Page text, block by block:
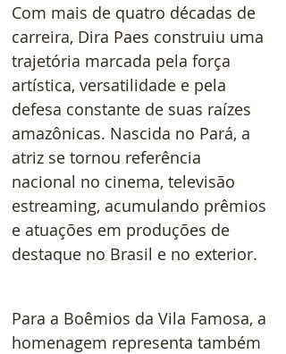
Com mais de quatro décadas de
carreira, Dira Paes construiu uma
trajetória marcada pela força
artística, versatilidade e pela
defesa constante de suas raízes
amazônicas. Nascida no Pará, a
atriz se tornou referência
nacional no cinema, televisão
estreaming, acumulando prêmios
e atuações em produções de
destaque no Brasil e no exterior.
Para a Boêmios da Vila Famosa, a
homenagem representa também